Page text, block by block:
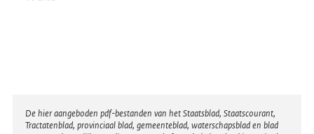
Disclaimer
De hier aangeboden pdf-bestanden van het Staatsblad, Staatscourant,
Tractatenblad, provinciaal blad, gemeenteblad, waterschapsblad en blad